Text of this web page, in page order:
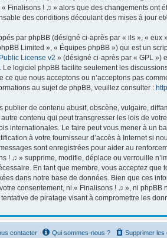
« Finalisons ! ♫ » alors que des changements ont
des conditions découlant des mises à jour
par phpBB (désigné ci-après par « ils », « eux
Limited », « Équipes phpBB ») qui est un
License v2 » (désigné ci-après par « GPL »)
. Le logiciel phpBB facilite seulement les
ce que nous acceptons ou n’acceptons pas
au sujet de phpBB, veuillez consulter :
publier de contenu abusif, obscène, vulgaire,
contenu qui peut transgresser les lois de
internationales. Le faire peut vous mener à un
à votre fournisseur d’accès à Internet si
sont enregistrées pour aider au
! ♫ » supprime, modifie, déplace ou verrouille
En tant que membre, vous acceptez que
dans notre base de données. Bien que ces
consentement, ni « Finalisons ! ♫ », ni phpBB
de piratage visant à compromettre les
Supprimer les
Qui sommes-nous ?
contacter